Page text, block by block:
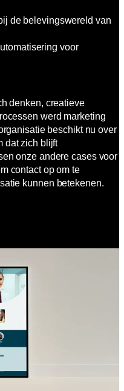
de belevingswereld van
voor
denken, creatieve
werd marketing
beschikt nu over
dat zich blijft
onze andere cases voor
contact op om te
kunnen betekenen.